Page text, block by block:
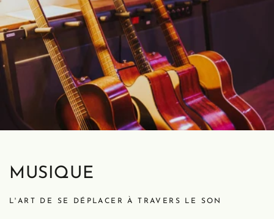
MUSIQUE
L'ART DE SE DÉPLACER À TRAVERS LE SON